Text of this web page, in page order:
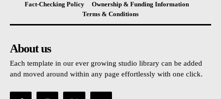
Fact-Checking Policy
Ownership & Funding Information
Terms & Conditions
About us
Each template in our ever growing studio library can be added
and moved around within any page effortlessly with one click.